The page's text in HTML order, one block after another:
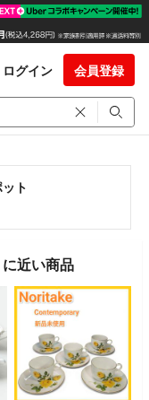
ログイン 会員登録
ト
近い商品